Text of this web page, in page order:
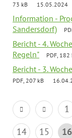
73 kB
15.05.2024
Information -
Sandersdorf)
Bericht - 4.
Regeln"
PDF, 182
Bericht - 3.
PDF, 207 kB
1
14
15 16